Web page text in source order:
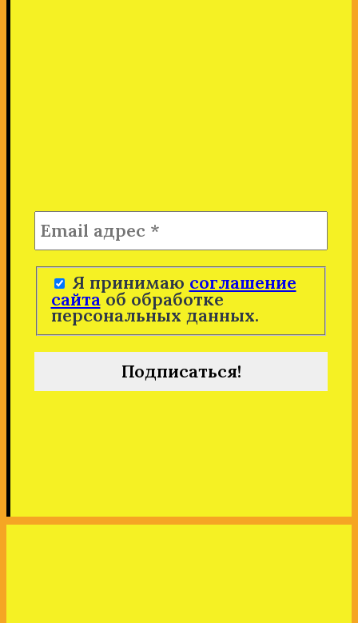
Я принимаю соглашение
сайтаоб обработке
персональных данных.